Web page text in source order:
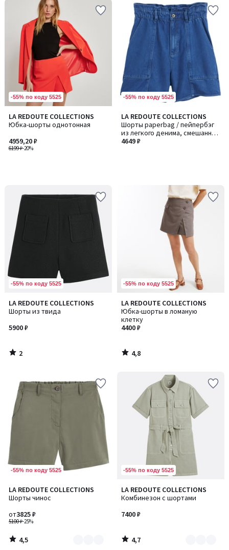
-55% по коду 5525
LA REDOUTE COLLECTIONS
Юбка-шорты однотонная
6199 ₽-20%
4959,20 ₽
-55% по коду 5525
LA REDOUTE COLLECTIONS
Шорты paperbag / пейпербэг
из легкого денима, смешанный
лиоцелл
4649 ₽
-55% по коду 5525
LA REDOUTE COLLECTIONS
Шорты из твида
5900 ₽
2
/
2
/
-55% по коду 5525
LA REDOUTE COLLECTIONS
Юбка-шорты в ломаную
клетку
4400 ₽
4,8
/ 5
4,8
/
-55% по коду 5525
LA REDOUTE COLLECTIONS
Шорты чинос
5100 ₽-25%
от3825 ₽
4,5
/ 5
Количество
цветов:
4,5
/
-55% по коду 5525
LA REDOUTE COLLECTIONS
Комбинезон с шортами
7400 ₽
4,7
/ 5
Количество
цветов:
2
4,7
/